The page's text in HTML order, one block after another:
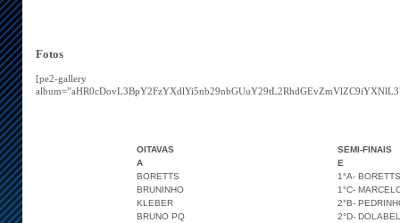
Fotos
[pe2-gallery
OITAVAS
SEMI-FINAIS
A
E
BORETTS
1°A- BORETTS
BRUNINHO
1°C-
KLEBER
2°B-
BRUNO PQ
2°D-